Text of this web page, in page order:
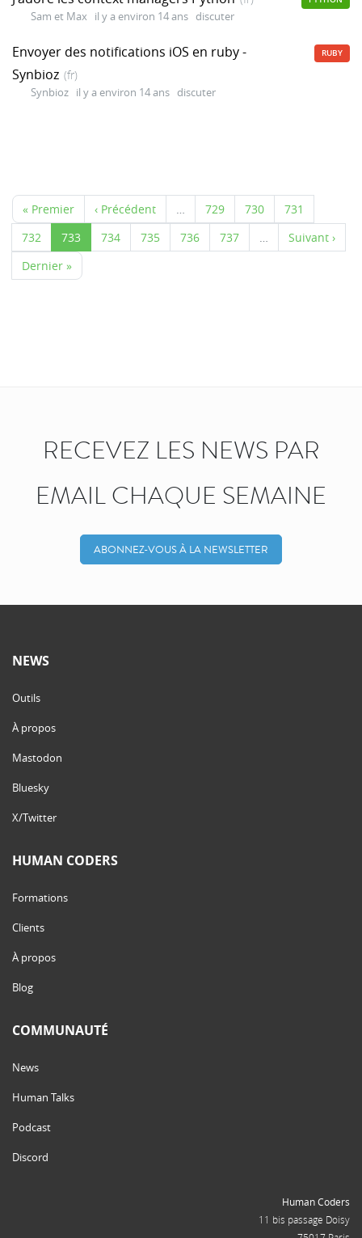
Sam et Max il y a environ 14 ans discuter
Envoyer des notifications iOS en ruby -
Synbioz (fr)
Synbioz il y a environ 14 ans discuter
RUBY
« Premier ‹ Précédent 729 730
731
732
733 734 735 736 737
Suivant ›
Dernier »
RECEVEZ LES NEWS PAR
EMAIL CHAQUE SEMAINE
ABONNEZ-VOUS À LA NEWSLETTER
NEWS
Outils
À propos
Mastodon
Bluesky
X/Twitter
HUMAN CODERS
Formations
Clients
À propos
Blog
COMMUNAUTÉ
News
Human Talks
Podcast
Discord
Human Coders
11 bis passage Doisy